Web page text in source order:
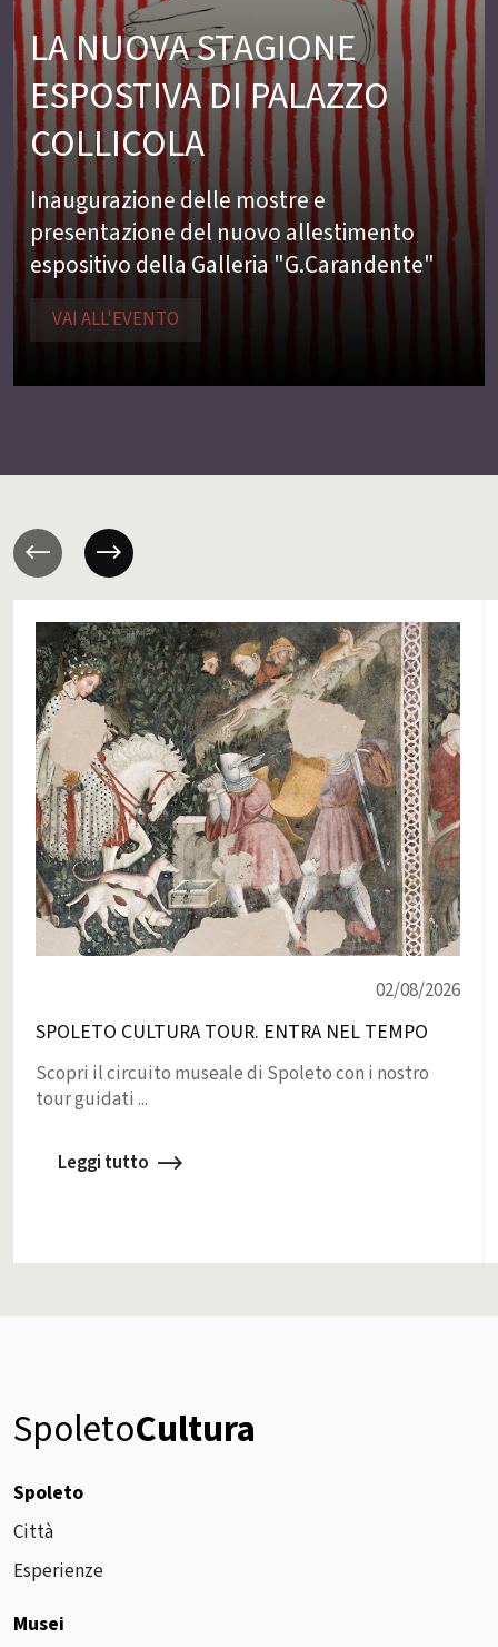
LA NUOVA STAGIONE
ESPOSTIVA DI PALAZZO
COLLICOLA
Inaugurazione delle mostre e
presentazione del nuovo allestimento
espositivo della Galleria "G.Carandente"
VAI ALL'EVENTO
02/08/2026
SPOLETO CULTURA TOUR. ENTRA NEL TEMPO
Scopri il circuito museale di Spoleto con i nostro
tour guidati ...
Leggi tutto
PreviousNext
SpoletoCultura
Spoleto
Città
Esperienze
Musei